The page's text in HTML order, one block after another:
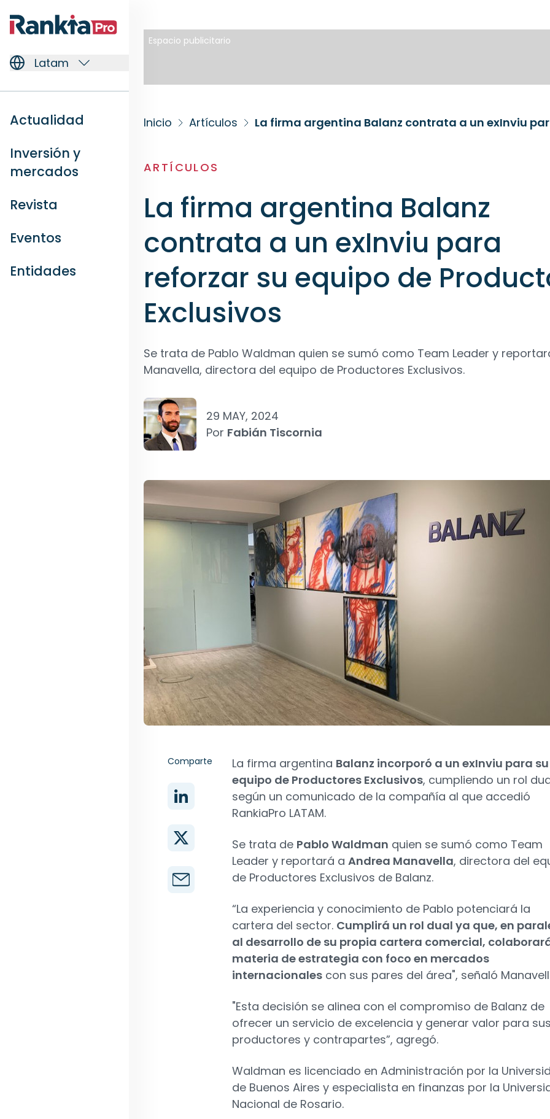
Latam
Actualidad
Inversión y
mercados
Revista
Eventos
Entidades
Espacio publicitario
Inicio Artículos
ARTÍCULOS
La firma argentina Balanz
contrata a un exInviu para
reforzar su equipo de
Exclusivos
Se trata de Pablo Waldman quien se sumó como Team Leader y
Manavella, directora del equipo de Productores Exclusivos.
29 MAY, 2024
Por Fabián Tiscornia
Comparte La firma argentina Balanz incorporó a un exInviu para su
equipo de Productores Exclusivos, cumpliendo un rol
según un comunicado de la compañía al que accedió
RankiaPro LATAM.
Se trata de Pablo Waldman quien se sumó como Team
Leader y reportará a Andrea Manavella, directora del
de Productores Exclusivos de Balanz.
“La experiencia y conocimiento de Pablo potenciará la
cartera del sector. Cumplirá un rol dual ya que, en
al desarrollo de su propia cartera comercial,
materia de estrategia con foco en mercados
internacionales con sus pares del área", señaló
"Esta decisión se alinea con el compromiso de Balanz de
ofrecer un servicio de excelencia y generar valor para
productores y contrapartes”, agregó.
Waldman es licenciado en Administración por la
de Buenos Aires y especialista en finanzas por la
Nacional de Rosario.